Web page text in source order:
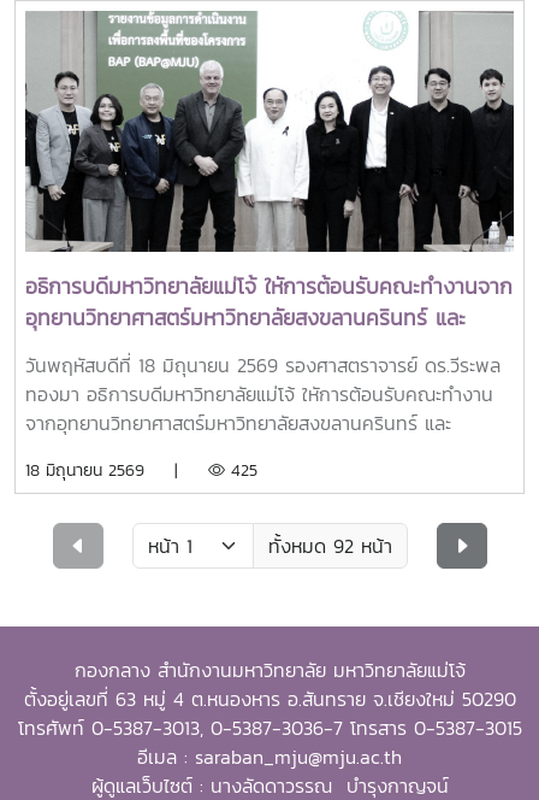
ศาสตราจารย์ ดร.วิเลิศ ภูริวัชร อธิการบดีจุฬาลงกรณ์
มหาวิทยาลัย ฐานะประธานที่ประชุมอธิการบดีแห่งประเทศไทย
(ทปอ.) เป็นประธานดำเนินการประชุม และ รองศาสตราจารย์
ดร.ชุตินันท์ ประสิทธิ์ภูริปรีชา อธิการบดีมหาวิทยาลัยอุบลราชธานี
กล่าวต้อนรับในฐานะผู้แทนมหาวิทยาลัยเจ้าภาพ ณ อาคาร
เฉลิมพระเกียรติ 7 รอบ พระชนมพรรษา มหาวิทยาลัย
อุบลราชธานีทั้งนี้การประชุมดังกล่าวมีการหารือและกำหนด
ทิศทางขับเคลื่อนอุดมศึกษาชาติด้านคุณภาพการศึกษา การวิจัย
และนวัตกรรมให้มีประสิทธิภาพและยั่งยืน พร้อมฝ่าฟัน
สถานการณ์การเปลี่ยนแปลงของโลก
อธิการบดีมหาวิทยาลัยแม่โจ้ ใหัการต้อนรับคณะทำงานจาก
อุทยานวิทยาศาสตร์มหาวิทยาลัยสงขลานครินทร์ และ
สำนักงานปลัดกระทรวงการอุดมศึกษา วิทยาศาสตร์ วิจัย
และนวัตกรรม ในการประชุมรับฟังความก้าวหน้าแผนการ
ดำเนินงานและให้คำปรึกษาเชิงลึกรายสถาบัน
วันพฤหัสบดีที่ 18 มิถุนายน 2569 รองศาสตราจารย์ ดร.วีระพล
ทองมา อธิการบดีมหาวิทยาลัยแม่โจ้ ใหัการต้อนรับคณะทำงาน
จากอุทยานวิทยาศาสตร์มหาวิทยาลัยสงขลานครินทร์ และ
นวัตกรรม ในการประชุมรับฟังความก้าวหน้าแผนการดำเนินงาน
บุคลากรด้านการเร่งรัดการประกอบธุรกิจเทคโนโลยี รุ่น2 (ฺBAP
X MJU) ประจำปีงบประมาณ 2569 ณ ห้องประชุม ชั้น2
18 มิถุนายน 2569 | 425
ทั้งหมด 92 หน้า
กองกลาง สำนักงานมหาวิทยาลัย มหาวิทยาลัยแม่โจ้
ตั้งอยู่เลขที่ 63 หมู่ 4 ต.หนองหาร อ.สันทราย จ.เชียงใหม่ 50290
โทรศัพท์ 0-5387-3013, 0-5387-3036-7 โทรสาร 0-5387-3015
อีเมล : saraban_mju@mju.ac.th
ผู้ดูแลเว็บไซต์ : นางลัดดาวรรณ บำรุงกาญจน์